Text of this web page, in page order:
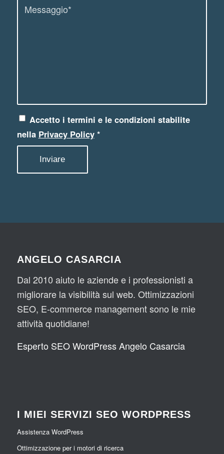
Accetto i termini e le condizioni stabilite
nella Privacy Policy *
ANGELO CASARCIA
Dal 2010 aiuto le aziende e i professionisti a
migliorare la visibilità sul web. Ottimizzazioni
SEO, E-commerce management sono le mie
attività quotidiane!
Esperto SEO WordPress Angelo Casarcia
I MIEI SERVIZI SEO WORDPRESS
Assistenza WordPress
Ottimizzazione per i motori di ricerca